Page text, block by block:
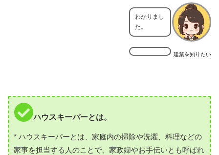
建築を知りたい
わかりまし
た。
ハウスキーパーとは。
* ハウスキーパーとは、家庭内の掃除や洗濯、料理などの
家事を担当する人のことで、家政婦やお手伝いとも呼ばれ